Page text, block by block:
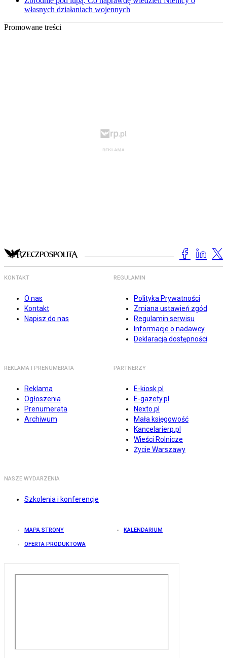
własnych działaniach wojennych
Promowane treści
KONTAKT
O nas
Kontakt
Napisz do nas
REGULAMIN
Polityka Prywatności
Zmiana ustawień zgód
Regulamin serwisu
Informacje o nadawcy
Deklaracja dostępności
REKLAMA I PRENUMERATA
Reklama
Ogłoszenia
Prenumerata
Archiwum
PARTNERZY
E-kiosk.pl
E-gazety.pl
Nexto.pl
Mała księgowość
Kancelarierp.pl
Wieści Rolnicze
Życie Warszawy
NASZE WYDARZENIA
Szkolenia i konferencje
MAPA STRONY KALENDARIUM
OFERTA PRODUKTOWA